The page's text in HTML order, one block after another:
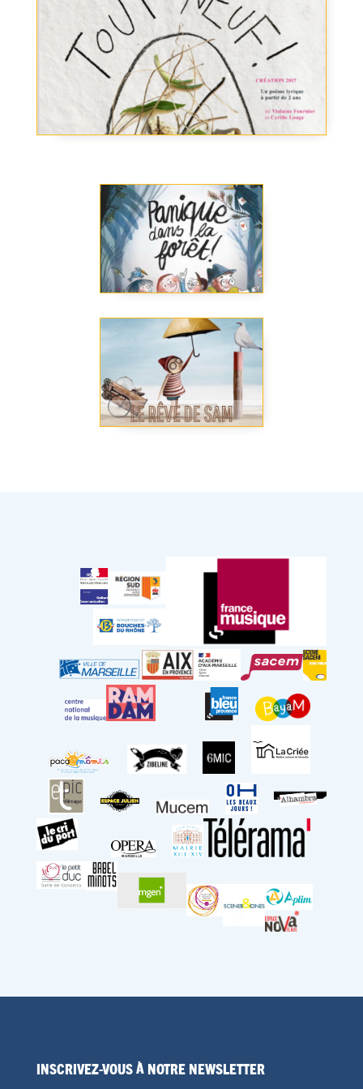
Inscrivez-vous à notre Newsletter